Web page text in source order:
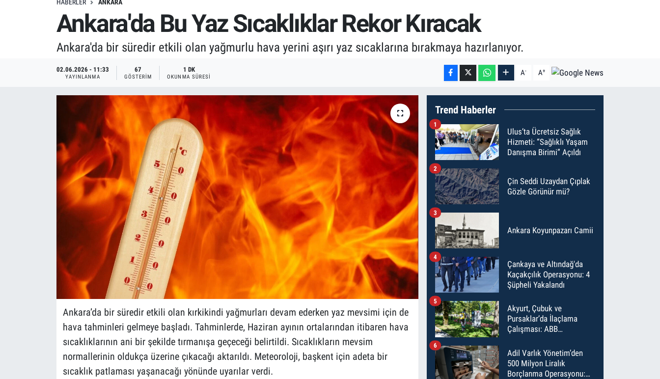
HABERLER ANKARA
Ankara'da Bu Yaz Sıcaklıklar Rekor Kıracak
Ankara'da bir süredir etkili olan yağmurlu hava yerini aşırı yaz sıcaklarına bırakmaya hazırlanıyor.
02.06.2026 - 11:33
YAYINLANMA
67
GÖSTERIM
1 DK
OKUNMA SÜRESI A- A+
Ankara’da bir süredir etkili olan kırkikindi yağmurları devam ederken yaz mevsimi için de
hava tahminleri gelmeye başladı. Tahminlerde, Haziran ayının ortalarından itibaren hava
sıcaklıklarının ani bir şekilde tırmanışa geçeceği belirtildi. Sıcaklıkların mevsim
normallerinin oldukça üzerine çıkacağı aktarıldı. Meteoroloji, başkent için adeta bir
sıcaklık patlaması yaşanacağı yönünde uyarılar verdi.
Trend Haberler
Ulus’ta Ücretsiz Sağlık
Hizmeti: “Sağlıklı Yaşam
Danışma Birimi” Açıldı
1
Çin Seddi Uzaydan Çıplak
Gözle Görünür mü?
2
Ankara Koyunpazarı Camii
3
Çankaya ve Altındağ'da
Kaçakçılık Operasyonu: 4
Şüpheli Yakalandı
4
Akyurt, Çubuk ve
Pursaklar’da İlaçlama
Çalışması: ABB
İlaçladı
5
Adil Varlık Yönetim’den
500 Milyon Liralık
Borçlanma Operasyonu:
6